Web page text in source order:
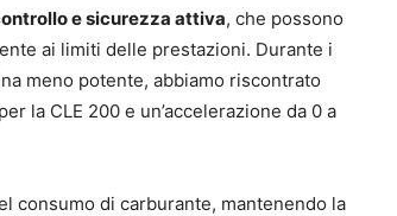
e sicurezza attiva, che possono
ai limiti delle prestazioni. Durante i
meno potente, abbiamo riscontrato
la CLE 200 e un’accelerazione da 0 a
consumo di carburante, mantenendo la